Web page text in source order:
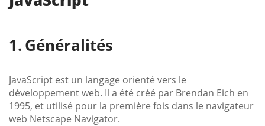
Généralités
JavaScript est un langage orienté vers le
développement web. Il a été créé par Brendan Eich en
1995, et utilisé pour la première fois dans le navigateur
web Netscape Navigator.